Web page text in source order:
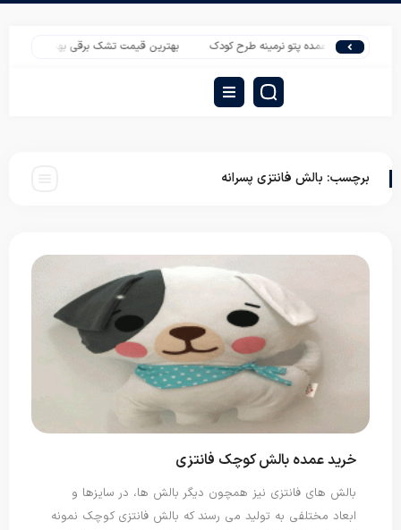
فروش عمده پتو نرمینه طرح کودک بهترین قیمت تشک برقی بهتاب مدل b640
برچسب: بالش فانتزی پسرانه
خرید عمده بالش کوچک فانتزی
بالش های فانتزی نیز همچون دیگر بالش ها، در سایزها و
ابعاد مختلفی به تولید می رسند که بالش فانتزی کوچک نمونه